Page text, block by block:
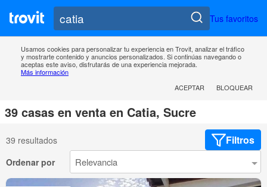
Tus favoritos
Usamos cookies para personalizar tu experiencia en Trovit, analizar el tráfico
y mostrarte contenido y anuncios personalizados. Si continúas navegando o
aceptas este aviso, disfrutarás de una experiencia mejorada.
Más información
ACEPTAR
BLOQUEAR
39 casas en venta en Catia, Sucre
39 resultados Filtros
Ordenar por